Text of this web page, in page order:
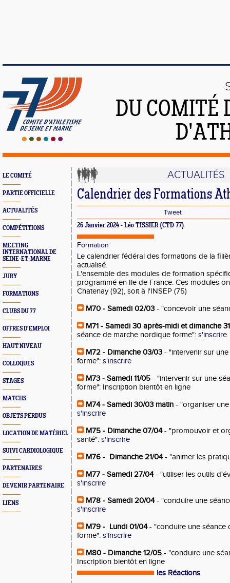
DU COMITÉ
LE COMITÉ
PARTIE OFFICIELLE
ACTUALITÉS
COMPÉTITIONS
MEETING
INTERNATIONAL DE
SEINE-ET-MARNE
JURY
FORMATIONS
CLUBS DU 77
OFFRES D'EMPLOI
HAUT NIVEAU
COLLOQUES
STAGES
MATCHS
OBJETS PERDUS
LOCATION DE MATÉRIEL
SUIVI CARDIOLOGIQUE
PARTENAIRES
DEVENIR PARTENAIRE
LIENS
ACTUALITÉS
Calendrier des Formations
Tweet
26 Janvier 2024 - Léo TISSIER (CTD 77)
Formation
Le calendrier fédéral des formations de la
actualisé.
L'ensemble des modules de formation
programmé en Ile de France. Ces modules
Chatenay (92), soit à l'INSEP (75)
M70 - Samedi 02/03- "concevoir une
M71 - Samedi 30 après-midi et dimanche
séance de marche nordique forme": s'inscrire
M72 - Dimanche 03/03- "intervenir sur
forme": s'inscrire
M73 - Samedi 11/05 - "intervenir sur une
forme": Inscription bientôt en ligne
M74 - Samedi 30/03 matin - "organiser
s'inscrire
M75 - Dimanche 07/04- "promouvoir et
santé": s'inscrire
M76 - Dimanche 21/04- "animer les
M77 - Samedi 27/04- "utiliser les outils
s'inscrire
M78 - Samedi 20/04- "conduire une
s'inscrire
M79 - Lundi 01/04- "conduire une séance
forme": s'inscrire
M80 - Dimanche 12/05 - "conduire une
Inscription bientôt en ligne
les Réactions